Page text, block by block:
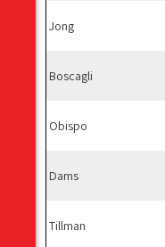
Jong
Boscagli
Obispo
Dams
Tillman